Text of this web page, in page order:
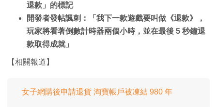
退款」的標記
開發者發帖諷刺：「我下一款遊戲要叫做《退款》，
玩家將看著倒數計時器兩個小時，並在最後 5 秒鐘退
款取得成就」
【相關報道】
女子網購後申請退貨 淘寶帳戶被凍結 980 年